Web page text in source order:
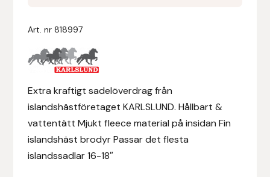
Art. nr818997
Extra kraftigt sadelöverdrag från
islandshästföretaget KARLSLUND. Hållbart &
vattentätt Mjukt fleece material på insidan Fin
islandshäst brodyr Passar det flesta
islandssadlar 16-18″
Dy’on
E.A. Mattes
Eclipse Biofarmab
Ekholm Nordic
Ekol